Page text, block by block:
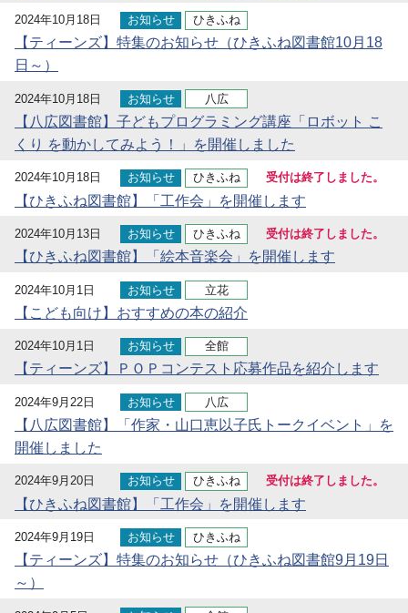
2024年10月18日 お知らせ ひきふね
【ティーンズ】特集のお知らせ（ひきふね図書館10月18
日～）
2024年10月18日 お知らせ 八広
【八広図書館】子どもプログラミング講座「ロボット こ
くり を動かしてみよう！」を開催しました
2024年10月18日 お知らせ ひきふね 受付は終了しました。
【ひきふね図書館】「工作会」を開催します
2024年10月13日 お知らせ ひきふね 受付は終了しました。
【ひきふね図書館】「絵本音楽会」を開催します
2024年10月1日 お知らせ 立花
【こども向け】おすすめの本の紹介
2024年10月1日 お知らせ 全館
【ティーンズ】ＰＯＰコンテスト応募作品を紹介します
2024年9月22日 お知らせ 八広
【八広図書館】「作家・山口恵以子氏トークイベント」を
開催しました
2024年9月20日 お知らせ ひきふね 受付は終了しました。
【ひきふね図書館】「工作会」を開催します
2024年9月19日 お知らせ ひきふね
【ティーンズ】特集のお知らせ（ひきふね図書館9月19日
～）